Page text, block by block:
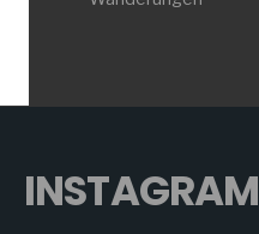
INSTAGRAM